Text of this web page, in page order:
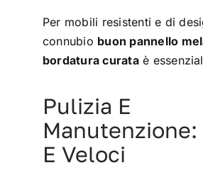
Per mobili resistenti e di
connubio buon pannello
bordatura curataè
Pulizia E
Manutenzione:
E Veloci